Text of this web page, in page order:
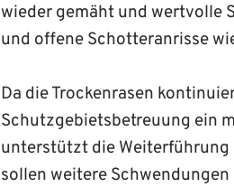
wieder gemäht und wertvolle
und offene Schotteranrisse
Da die Trockenrasen
Schutzgebietsbetreuung ein
unterstützt die Weiterführung
sollen weitere